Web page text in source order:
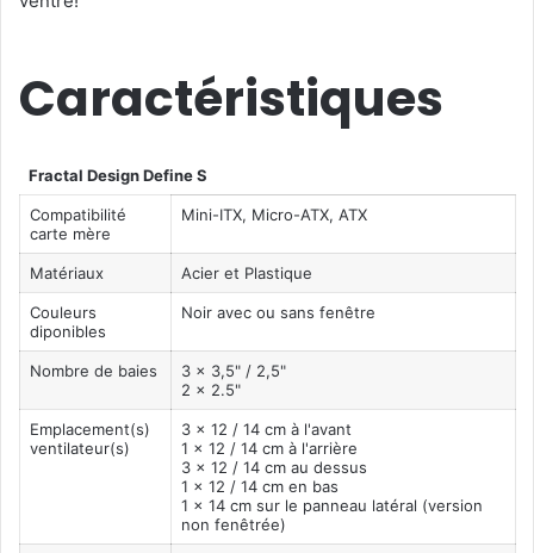
Caractéristiques
Fractal Design Define S
Compatibilité
carte mère
Mini-ITX, Micro-ATX, ATX
Matériaux Acier et Plastique
Couleurs
diponibles
Noir avec ou sans fenêtre
Nombre de baies
3 x 3,5" / 2,5"
2 x 2.5"
Emplacement(s)
ventilateur(s)
3 x 12 / 14 cm à l'avant
1 x 12 / 14 cm à l'arrière
3 x 12 / 14 cm au dessus
1 x 12 / 14 cm en bas
1 x 14 cm sur le panneau latéral (version
non fenêtrée)